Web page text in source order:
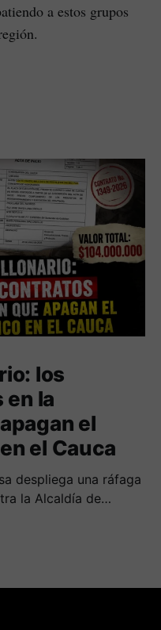
a estos grupos
los
la
el
el Cauca
despliega una ráfaga
la Alcaldía de
de pesos con el